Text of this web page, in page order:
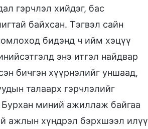
гэрчлэл хийдэг, бас
байхсан. Тэгвэл сайн
бидэнд ч ийм хэцүү
энэ итгэл найдвар
бичгэн хүүрнэлийг уншаад,
талаарх гэрчлэлийг
Бурхан миний ажиллаж байгаа
ажлын хүндрэл бэрхшээл илүү